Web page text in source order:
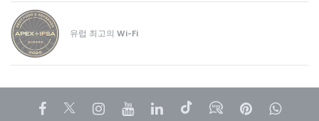
유럽 최고의 Wi-Fi
페이스북
트위터인스타그램
유튜브링크드인
틱톡블로그Pinterest